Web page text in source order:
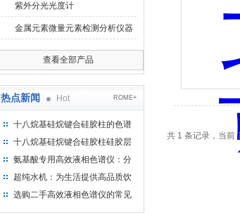
紫外分光光度计
金属元素微量元素检测分析仪器
查看全部产品
热点新闻 Hot ROME+
十八烷基硅烷键合硅胶柱的色谱
方法浅述
十八烷基硅烷键合硅胶柱硅胶层
析时如何装柱
氨基酸专用高效液相色谱仪：分
析氨基酸的仪器
超纯水机：为生活提供高品质饮
用水
选购二手高效液相色谱仪的常见
共 1 条记录，当